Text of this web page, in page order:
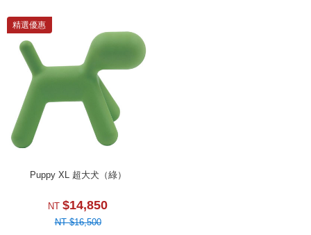
精選優惠
Puppy XL 超大犬（綠）
NT $14,850
NT $16,500